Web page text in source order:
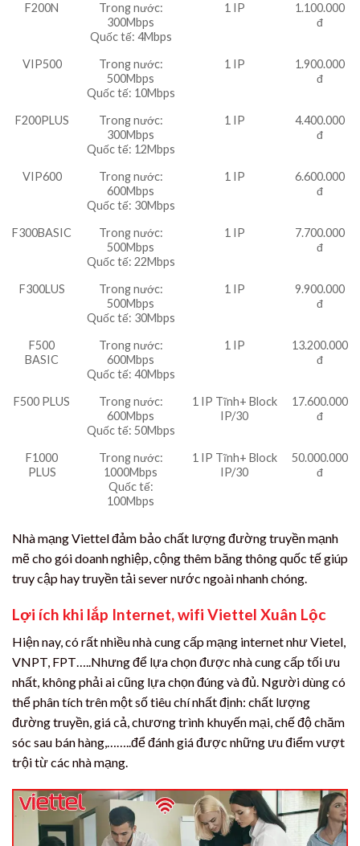
F200N
Trong nước:
300Mbps
Quốc tế: 4Mbps
1 IP
1.100.000
đ
VIP500
Trong nước:
500Mbps
Quốc tế: 10Mbps
1 IP
1.900.000
đ
F200PLUS
Trong nước:
300Mbps
Quốc tế: 12Mbps
1 IP
4.400.000
đ
VIP600
Trong nước:
600Mbps
Quốc tế: 30Mbps
1 IP
6.600.000
đ
F300BASIC
Trong nước:
500Mbps
Quốc tế: 22Mbps
1 IP
7.700.000
đ
F300LUS
Trong nước:
500Mbps
Quốc tế: 30Mbps
1 IP
9.900.000
đ
F500
BASIC
Trong nước:
600Mbps
Quốc tế: 40Mbps
1 IP
13.200.000
đ
F500 PLUS
Trong nước:
600Mbps
Quốc tế: 50Mbps
1 IP Tĩnh+ Block
IP/30
17.600.000
đ
F1000
PLUS
Trong nước:
1000Mbps
Quốc tế:
100Mbps
1 IP Tĩnh+ Block
IP/30
50.000.000
đ
Nhà mạng Viettel đảm bảo chất lượng đường truyền mạnh
mẽ cho gói doanh nghiệp, cộng thêm băng thông quốc tế giúp
truy cập hay truyền tải sever nước ngoài nhanh chóng.
Lợi ích khi lắp Internet, wifi Viettel Xuân Lộc
Hiện nay, có rất nhiều nhà cung cấp mạng internet như Vietel,
VNPT, FPT…..Nhưng để lựa chọn được nhà cung cấp tối ưu
nhất, không phải ai cũng lựa chọn đúng và đủ. Người dùng có
thể phân tích trên một số tiêu chí nhất định: chất lượng
đường truyền, giá cả, chương trình khuyến mại, chế độ chăm
sóc sau bán hàng,……..để đánh giá được những ưu điểm vượt
trội từ các nhà mạng.